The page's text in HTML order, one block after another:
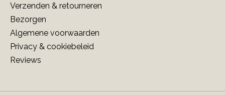
Verzenden & retourneren
Bezorgen
Algemene voorwaarden
Privacy & cookiebeleid
Reviews